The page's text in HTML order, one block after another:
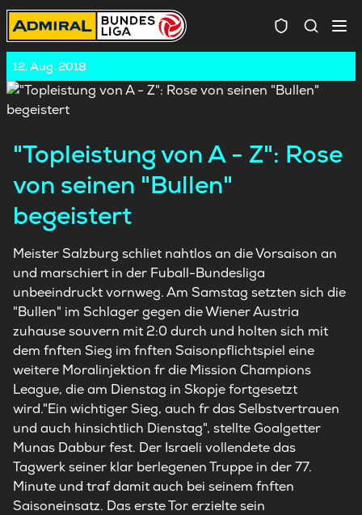
12. Aug. 2018
"Topleistung von A - Z": Rose
von seinen "Bullen"
begeistert
Meister Salzburg schliet nahtlos an die Vorsaison an
und marschiert in der Fuball-Bundesliga
unbeeindruckt vornweg. Am Samstag setzten sich die
"Bullen" im Schlager gegen die Wiener Austria
zuhause souvern mit 2:0 durch und holten sich mit
dem fnften Sieg im fnften Saisonpflichtspiel eine
weitere Moralinjektion fr die Mission Champions
League, die am Dienstag in Skopje fortgesetzt
wird."Ein wichtiger Sieg, auch fr das Selbstvertrauen
und auch hinsichtlich Dienstag", stellte Goalgetter
Munas Dabbur fest. Der Israeli vollendete das
Tagwerk seiner klar berlegenen Truppe in der 77.
Minute und traf damit auch bei seinem fnften
Saisoneinsatz. Das erste Tor erzielte sein